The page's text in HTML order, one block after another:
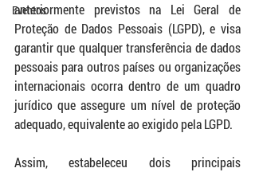
Eventos
anteriormente previstos na Lei Geral de
Proteção de Dados Pessoais (LGPD), e visa
garantir que qualquer transferência de dados
pessoais para outros países ou organizações
internacionais ocorra dentro de um quadro
jurídico que assegure um nível de proteção
adequado, equivalente ao exigido pela LGPD.
Assim, estabeleceu dois principais